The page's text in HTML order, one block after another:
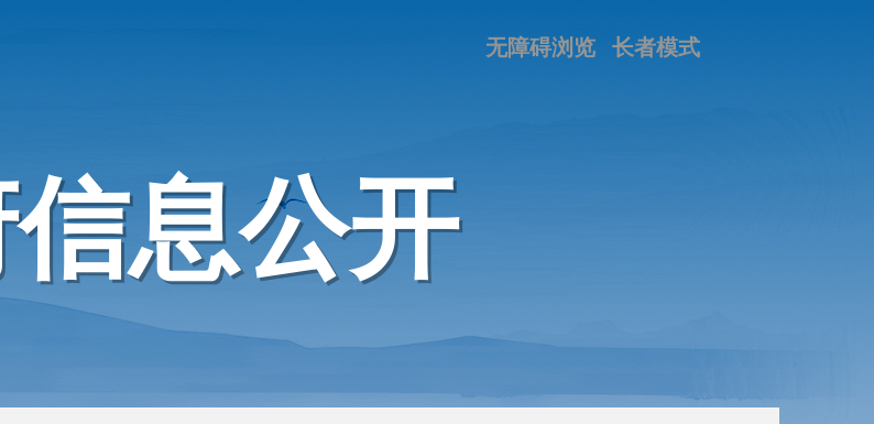
长者模式
无障碍浏览
息公开